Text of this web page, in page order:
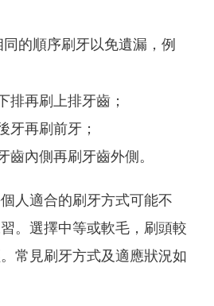
同的順序刷牙以免遺漏，例
排再刷上排牙齒；
牙再刷前牙；
齒內側再刷牙齒外側。
人適合的刷牙方式可能不
。選擇中等或軟毛，刷頭較
常見刷牙方式及適應狀況如